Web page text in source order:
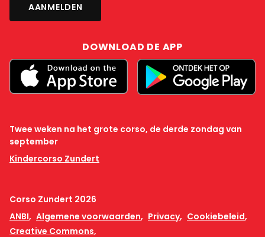
DOWNLOAD DE APP
Twee weken na het grote corso, de derde zondag van
september
Kindercorso Zundert
Corso Zundert 2026
ANBI
Algemene voorwaarden Privacy
Cookiebeleid
Creative Commons